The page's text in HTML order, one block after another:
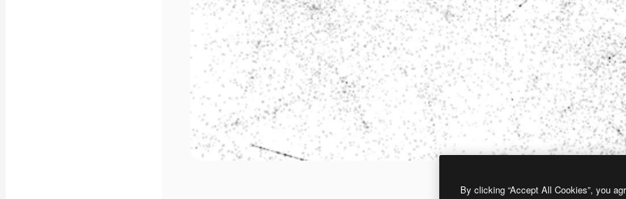
By clicking “Accept All Cookies”, you